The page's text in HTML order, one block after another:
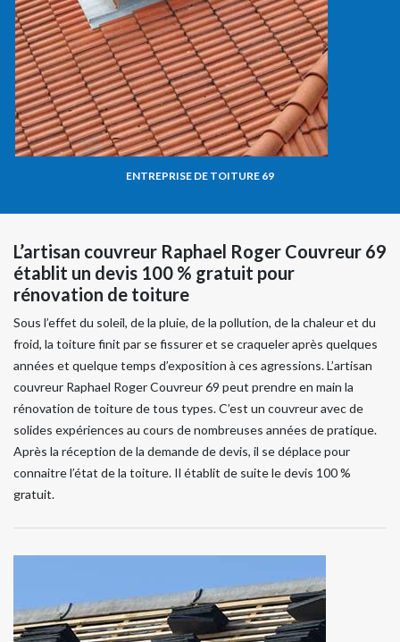
ENTREPRISE DE TOITURE 69
L’artisan couvreur Raphael Roger Couvreur 69
établit un devis 100 % gratuit pour
rénovation de toiture
Sous l’effet du soleil, de la pluie, de la pollution, de la chaleur et du
froid, la toiture finit par se fissurer et se craqueler après quelques
années et quelque temps d’exposition à ces agressions. L’artisan
couvreur Raphael Roger Couvreur 69 peut prendre en main la
rénovation de toiture de tous types. C’est un couvreur avec de
solides expériences au cours de nombreuses années de pratique.
Après la réception de la demande de devis, il se déplace pour
connaitre l’état de la toiture. Il établit de suite le devis 100 %
gratuit.